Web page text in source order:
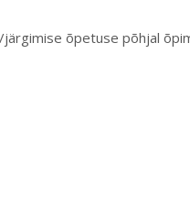
õpetuse põhjal